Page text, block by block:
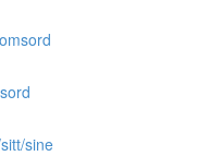
sine